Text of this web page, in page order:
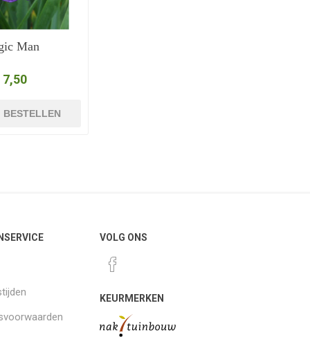
Man
7,50
BESTELLEN
VOLG ONS
KEURMERKEN